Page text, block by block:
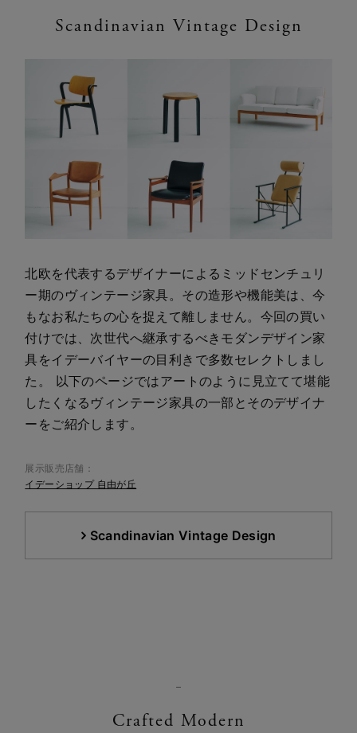
Scandinavian Vintage Design
北欧を代表するデザイナーによるミッドセンチュリ
ー期のヴィンテージ家具。その造形や機能美は、今
もなお私たちの心を捉えて離しません。今回の買い
付けでは、次世代へ継承するべきモダンデザイン家
具をイデーバイヤーの目利きで多数セレクトしまし
た。 以下のページではアートのように見立てて堪能
したくなるヴィンテージ家具の一部とそのデザイナ
ーをご紹介します。
展示販売店舗：
イデーショップ 自由が丘
Scandinavian Vintage Design
Crafted Modern